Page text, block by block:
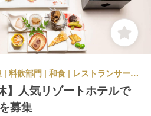
リゾートホテル, 旅館・温泉 | 料飲部門 | 和食 | レストランサービス・ホールスタッフ | TJKリゾート金谷城
】人気リゾートホテルで
募集